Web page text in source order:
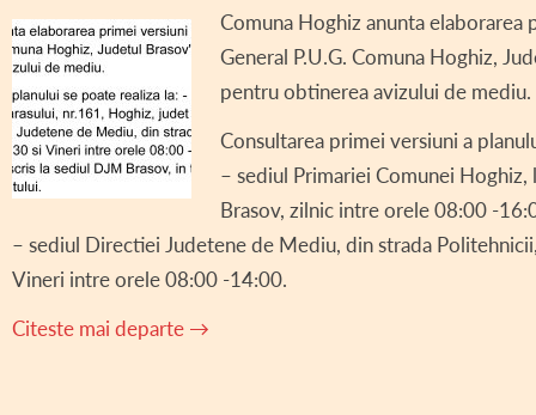
ACHIZIȚII PUBLICE
DECLARAȚII DE
CONSILIUL LOCAL
REGULAMENT
ASISTENȚĂ
Comuna Hoghiz anunta elaborarea
General P.U.G. Comuna Hoghiz,
pentru obtinerea avizului de mediu.
Consultarea primei versiuni a
– sediul Primariei Comunei Hoghiz,
Brasov, zilnic intre orele 08:00 -
– sediul Directiei Judetene de Mediu, din strada
Vineri intre orele 08:00 -14:00.
Citeste mai departe →